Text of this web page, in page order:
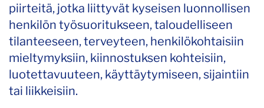
piirteitä, jotka liittyvät kyseisen luonnollisen
henkilön työsuoritukseen, taloudelliseen
tilanteeseen, terveyteen, henkilökohtaisiin
mieltymyksiin, kiinnostuksen kohteisiin,
luotettavuuteen, käyttäytymiseen, sijaintiin
tai liikkeisiin.